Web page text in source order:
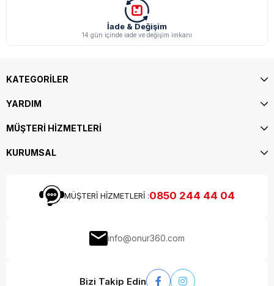
İade & Değişim
14 gün içinde iade ve değişim imkanı
KATEGORİLER
YARDIM
MÜŞTERİ HİZMETLERİ
KURUMSAL
MÜŞTERİ HİZMETLERİ :0850 244 44 04
info@onur360.com
Bizi Takip Edin